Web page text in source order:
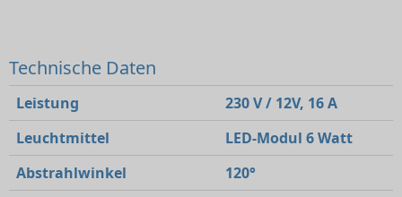
Technische Daten
Leistung
230 V / 12V, 16 A
Leuchtmittel
LED-Modul 6 Watt
Abstrahlwinkel
120°